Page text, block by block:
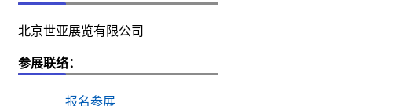
北京世亚展览有限公司
参展联络：
报名参展